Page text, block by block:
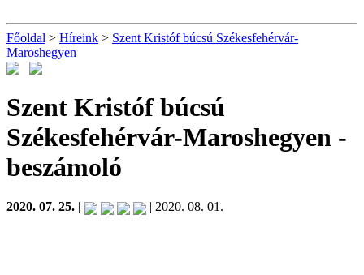
Főoldal > Híreink > Szent Kristóf búcsú Székesfehérvár-
Maroshegyen
Szent Kristóf búcsú
Székesfehérvár-Maroshegyen -
beszámoló
2020. 07. 25. | | 2020. 08. 01.